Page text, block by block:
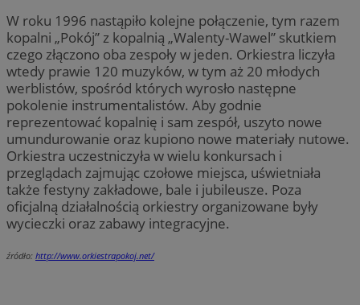
W roku 1996 nastąpiło kolejne połączenie, tym razem
kopalni „Pokój” z kopalnią „Walenty-Wawel” skutkiem
czego złączono oba zespoły w jeden. Orkiestra liczyła
wtedy prawie 120 muzyków, w tym aż 20 młodych
werblistów, spośród których wyrosło następne
pokolenie instrumentalistów. Aby godnie
reprezentować kopalnię i sam zespół, uszyto nowe
umundurowanie oraz kupiono nowe materiały nutowe.
Orkiestra uczestniczyła w wielu konkursach i
przeglądach zajmując czołowe miejsca, uświetniała
także festyny zakładowe, bale i jubileusze. Poza
oficjalną działalnością orkiestry organizowane były
wycieczki oraz zabawy integracyjne.
źródło: http://www.orkiestrapokoj.net/